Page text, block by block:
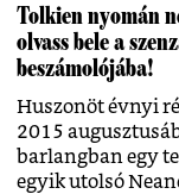
Tolkien nyomán
olvass bele a
beszámolójába!
Huszonöt évnyi
2015
barlangban egy
egyik utolsó